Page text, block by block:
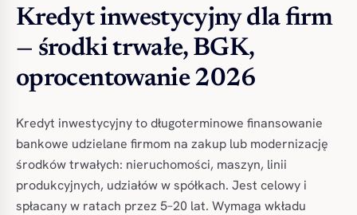
Kredyt inwestycyjny dla firm
— środki trwałe, BGK,
oprocentowanie 2026
Kredyt inwestycyjny to długoterminowe finansowanie
bankowe udzielane firmom na zakup lub modernizację
środków trwałych: nieruchomości, maszyn, linii
produkcyjnych, udziałów w spółkach. Jest celowy i
spłacany w ratach przez 5–20 lat. Wymaga wkładu